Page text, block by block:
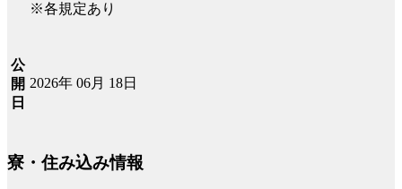
※各規定あり
公
開
日
2026年 06月 18日
寮・住み込み情報